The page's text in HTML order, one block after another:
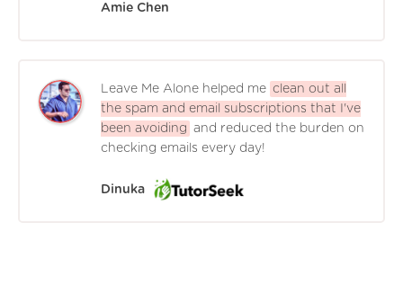
Amie Chen
Leave Me Alone helped me clean out all
the spam and email subscriptions that I've
been avoiding and reduced the burden on
checking emails every day!
Dinuka